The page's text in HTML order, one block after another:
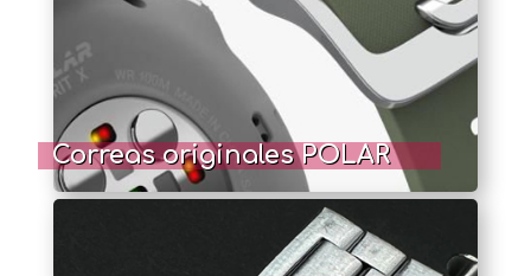
Correas originales POLAR